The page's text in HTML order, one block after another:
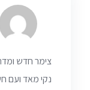
צימר חדש
נקי מאד ועם